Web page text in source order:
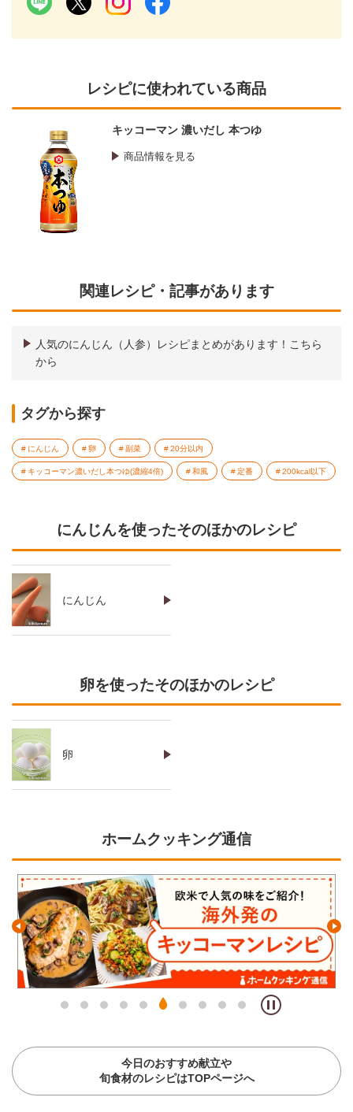
レシピに使われている商品
キッコーマン 濃いだし 本つゆ
商品情報を見る
関連レシピ・記事があります
人気のにんじん（人参）レシピまとめがあります！こちら
から
タグから探す
にんじん 卵 副菜 20分以内
キッコーマン濃いだし本つゆ(濃縮4倍) 和風 定番 200kcal以下
にんじんを使ったそのほかのレシピ
にんじん
卵を使ったそのほかのレシピ
卵
ホームクッキング通信
今日のおすすめ献立や
旬食材のレシピはTOPページへ